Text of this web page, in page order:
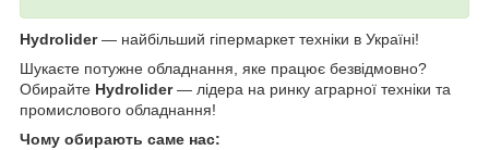
Hydrolider— найбільший гіпермаркет техніки в Україні!
Шукаєте потужне обладнання, яке працює безвідмовно?
Обирайте Hydrolider— лідера на ринку аграрної техніки та
промислового обладнання!
Чому обирають саме нас: